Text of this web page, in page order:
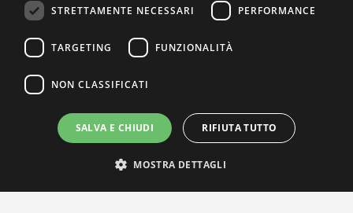
STRETTAMENTE NECESSARI PERFORMANCE
TARGETING FUNZIONALITÀ
NON CLASSIFICATI
SALVA E CHIUDI RIFIUTA TUTTO
MOSTRA DETTAGLI